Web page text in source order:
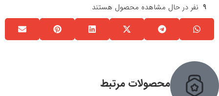
9 نفر در حال مشاهده محصول هستند
محصولات مرتبط